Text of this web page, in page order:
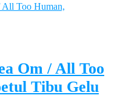
Om / All Too
Tibu Gelu